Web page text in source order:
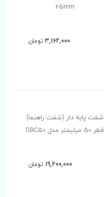
25mm
3,162,000 تومان
شفت پایه دار (شفت راهنما)
قطر 50 میلیمتر مدل SBC50
19,200,000 تومان